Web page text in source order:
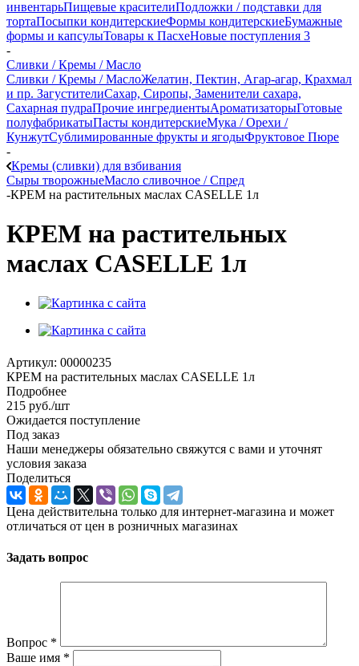
инвентарьПищевые красителиПодложки / подставки для
тортаПосыпки кондитерскиеФормы кондитерскиеБумажные
формы и капсулыТовары к ПасхеНовые поступления 3
-
Сливки / Кремы / Масло
Сливки / Кремы / МаслоЖелатин, Пектин, Агар-агар, Крахмал
и пр. ЗагустителиСахар, Сиропы, Заменители сахара,
Сахарная пудраПрочие ингредиентыАроматизаторыГотовые
полуфабрикатыПасты кондитерскиеМука / Орехи /
КунжутСублимированные фрукты и ягодыФруктовое Пюре
-
Кремы (сливки) для взбивания
Сыры творожныеМасло сливочное / Спред
-КРЕМ на растительных маслах CASELLE 1л
КРЕМ на растительных
маслах CASELLE 1л
Артикул: 00000235
КРЕМ на растительных маслах CASELLE 1л
Подробнее
215 руб./шт
Ожидается поступление
Под заказ
Наши менеджеры обязательно свяжутся с вами и уточнят
условия заказа
Поделиться
Цена действительна только для интернет-магазина и может
отличаться от цен в розничных магазинах
Задать вопрос
Вопрос *
Ваше имя *